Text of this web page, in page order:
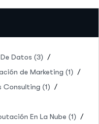
Datos (3)
de Marketing (1)
Consulting (1)
En La Nube (1)